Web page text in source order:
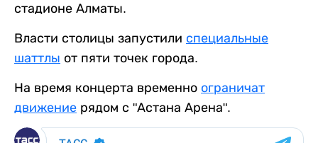
стадионе Алматы.
Власти столицы запустили специальные
шаттлы от пяти точек города.
На время концерта временно ограничат
движение рядом с "Астана Арена".